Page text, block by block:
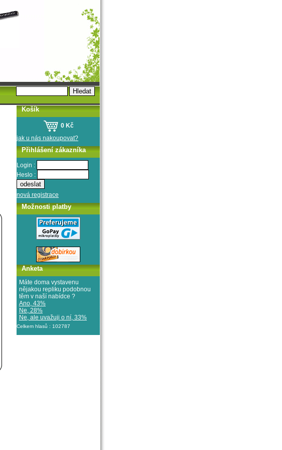
Košík
0 Kč
jak u nás nakoupovat?
Přihlášení zákazníka
Login :
Heslo :
nová registrace
Možnosti platby
Anketa
Máte doma vystavenu
nějakou repliku podobnou
těm v naší nabídce ?
Ano, 43%
Ne, 28%
Ne, ale uvažuji o ní, 33%
Celkem hlasů : 102787